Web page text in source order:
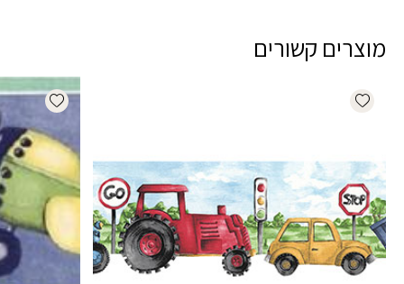
מוצרים קשורים
Add wishlist
wishlist